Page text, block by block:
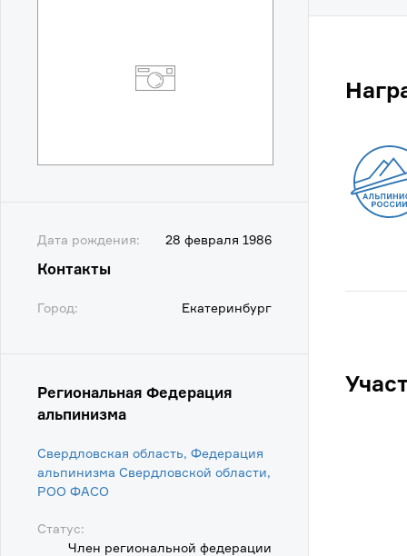
Дата рождения: 28 февраля 1986
Контакты
Город: Екатеринбург
Региональная Федерация
альпинизма
Свердловская область, Федерация
альпинизма Свердловской области,
POO ФАСО
Статус:
Член региональной федерации